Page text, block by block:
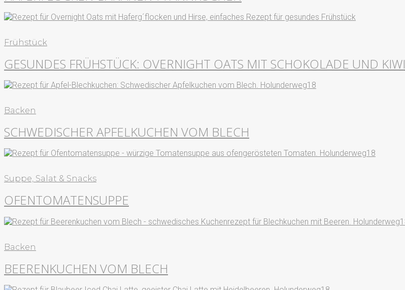
Frühstück
GESUNDES FRÜHSTÜCK: OVERNIGHT OATS MIT SCHOKOLADE UND KIWI
Backen
SCHWEDISCHER APFELKUCHEN VOM BLECH
Suppe, Salat & Snacks
OFENTOMATENSUPPE
Backen
BEERENKUCHEN VOM BLECH